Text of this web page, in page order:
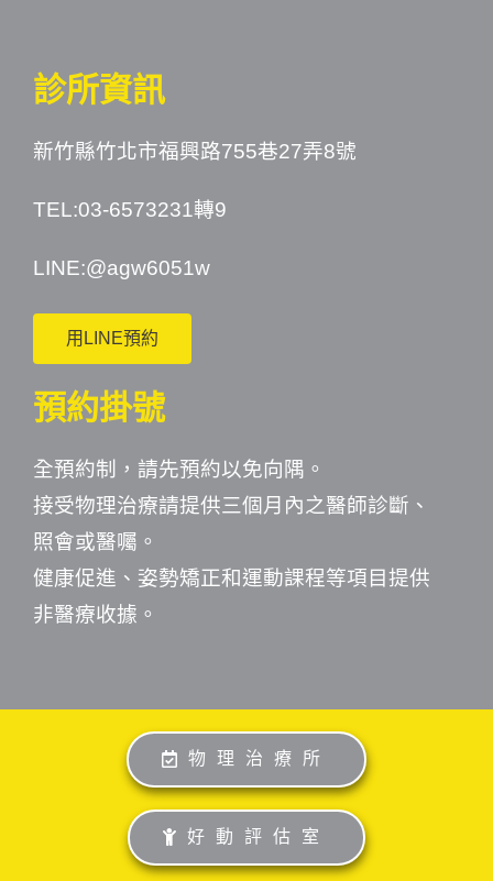
診所資訊
新竹縣竹北市福興路755巷27弄8號
TEL:03-6573231轉9
LINE:@agw6051w
用LINE預約
預約掛號
全預約制，請先預約以免向隅。
接受物理治療請提供三個月內之醫師診斷、
照會或醫囑。
健康促進、姿勢矯正和運動課程等項目提供
非醫療收據。
物理治療所
好動評估室